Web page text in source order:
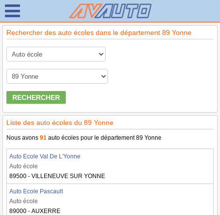
Rechercher des auto écoles dans le département 89 Yonne
RECHERCHER
Liste des auto écoles du 89 Yonne
Nous avons 91 auto écoles pour le département 89 Yonne
Auto Ecole Val De L'Yonne
Auto école
89500 - VILLENEUVE SUR YONNE
Auto Ecole Pascault
Auto école
89000 - AUXERRE